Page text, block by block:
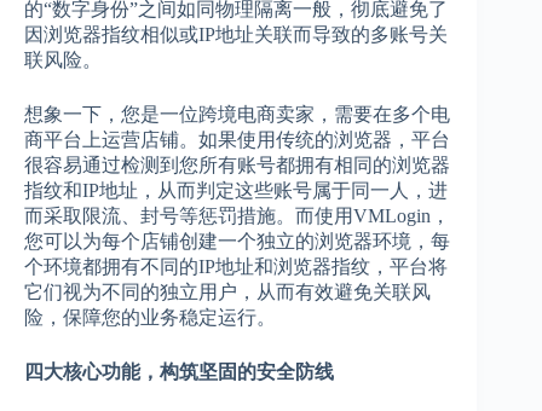
的“数字身份”之间如同物理隔离一般，彻底避免了
因浏览器指纹相似或IP地址关联而导致的多账号关
联风险。
想象一下，您是一位跨境电商卖家，需要在多个电
商平台上运营店铺。如果使用传统的浏览器，平台
很容易通过检测到您所有账号都拥有相同的浏览器
指纹和IP地址，从而判定这些账号属于同一人，进
而采取限流、封号等惩罚措施。而使用VMLogin，
您可以为每个店铺创建一个独立的浏览器环境，每
个环境都拥有不同的IP地址和浏览器指纹，平台将
它们视为不同的独立用户，从而有效避免关联风
险，保障您的业务稳定运行。
四大核心功能，构筑坚固的安全防线